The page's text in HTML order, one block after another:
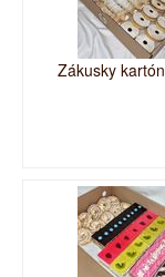
Zákusky